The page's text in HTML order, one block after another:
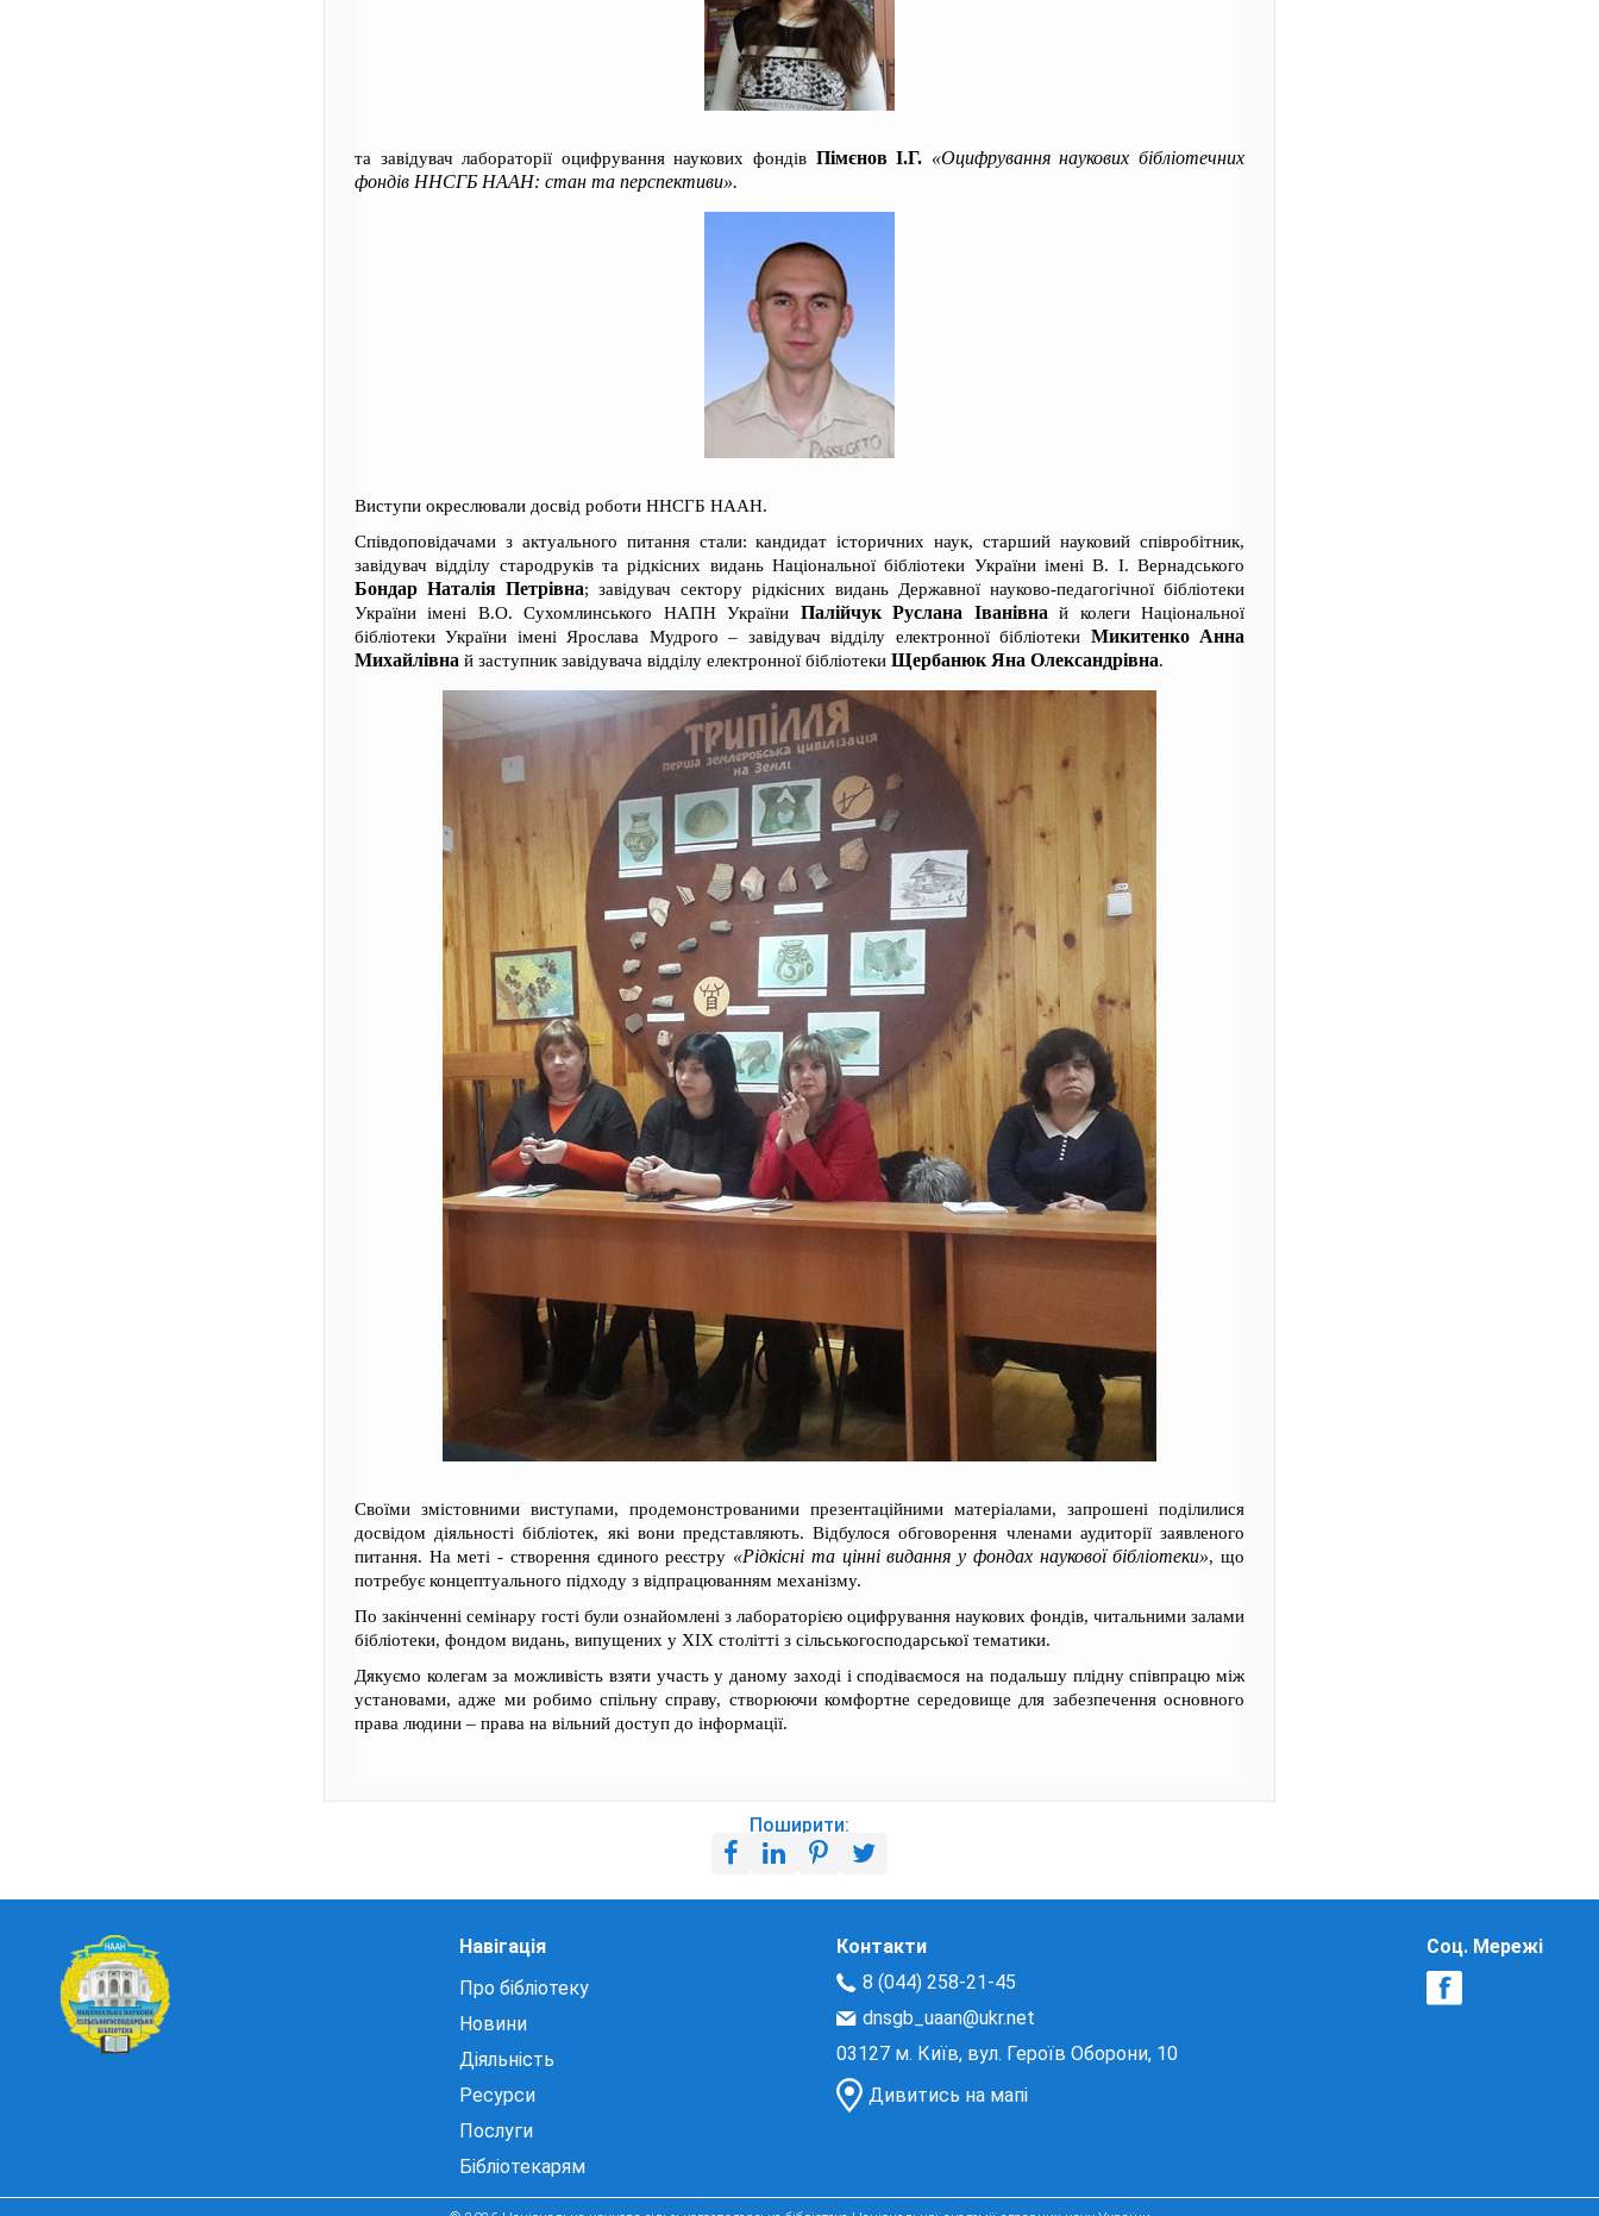
та завідувач лабораторії оцифрування наукових фондів Пімєнов І.Г. «Оцифрування наукових бібліотечних
фондів ННСГБ НААН: стан та перспективи».
Виступи окреслювали досвід роботи ННСГБ НААН.
Співдоповідачами з актуального питання стали: кандидат історичних наук, старший науковий співробітник,
завідувач відділу стародруків та рідкісних видань Національної бібліотеки України імені В. І. Вернадського
Бондар Наталія Петрівна; завідувач сектору рідкісних видань Державної науково-педагогічної бібліотеки
України імені В.О. Сухомлинського НАПН України Палійчук Руслана Іванівна й колеги Національної
бібліотеки України імені Ярослава Мудрого – завідувач відділу електронної бібліотеки Микитенко Анна
Михайлівна й заступник завідувача відділу електронної бібліотеки Щербанюк Яна Олександрівна.
Своїми змістовними виступами, продемонстрованими презентаційними матеріалами, запрошені поділилися
досвідом діяльності бібліотек, які вони представляють. Відбулося обговорення членами аудиторії заявленого
питання. На меті - створення єдиного реєстру «Рідкісні та цінні видання у фондах наукової бібліотеки», що
потребує концептуального підходу з відпрацюванням механізму.
По закінченні семінару гості були ознайомлені з лабораторією оцифрування наукових фондів, читальними залами
бібліотеки, фондом видань, випущених у ХІХ столітті з сільськогосподарської тематики.
Дякуємо колегам за можливість взяти участь у даному заході і сподіваємося на подальшу плідну співпрацю між
установами, адже ми робимо спільну справу, створюючи комфортне середовище для забезпечення основного
права людини – права на вільний доступ до інформації.
Поширити:
Навігація
Про бібліотеку
Новини
Діяльність
Ресурси
Послуги
Бібліотекарям
Контакти
8 (044) 258-21-45
dnsgb_uaan@ukr.net
03127 м. Київ, вул. Героїв Оборони, 10
Дивитись на мапі
Соц. Мережі